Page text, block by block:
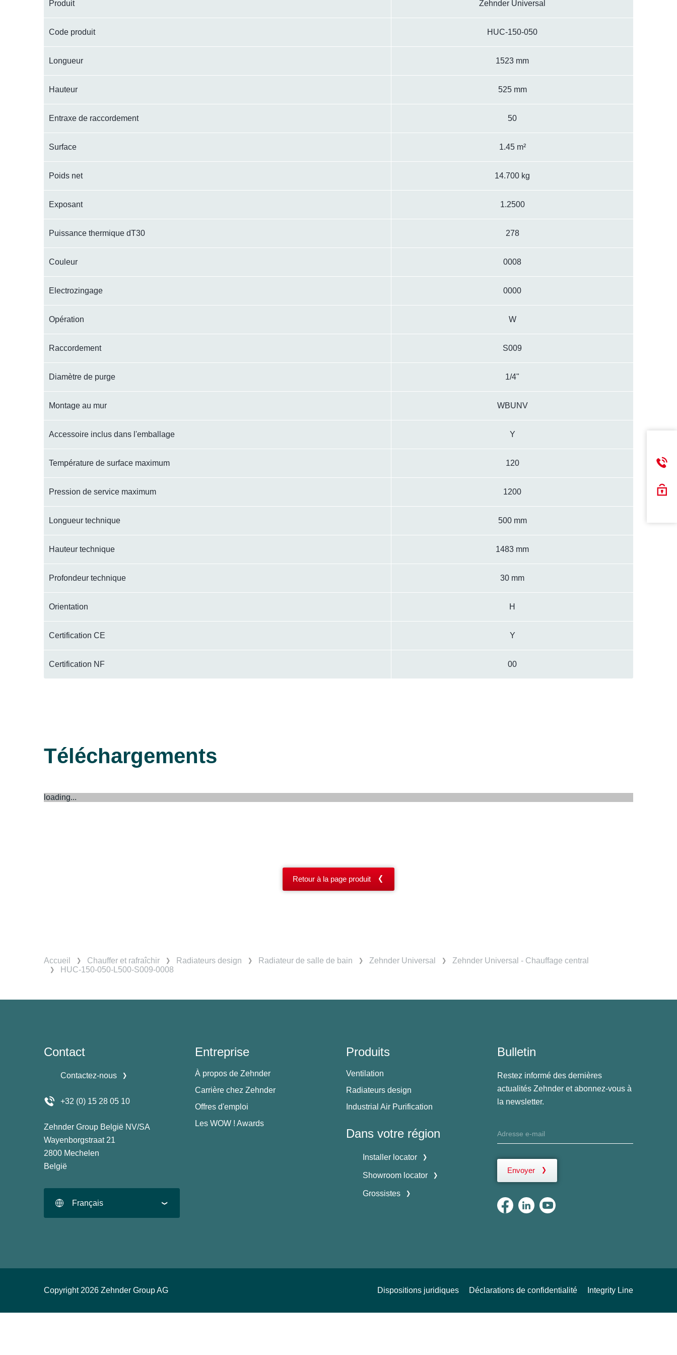
Produit Zehnder Universal
Code produit HUC-150-050
Longueur 1523 mm
Hauteur 525 mm
Entraxe de raccordement 50
Surface 1.45 m²
Poids net 14.700 kg
Exposant 1.2500
Puissance thermique dT30 278
Couleur 0008
Electrozingage 0000
Opération W
Raccordement S009
Diamètre de purge 1/4"
Montage au mur WBUNV
Accessoire inclus dans l'emballage Y
Température de surface maximum 120
Pression de service maximum 1200
Longueur technique 500 mm
Hauteur technique 1483 mm
Profondeur technique 30 mm
Orientation H
Certification CE Y
Certification NF 00
Téléchargements
loading...
Retour à la page produit
Accueil Chauffer et rafraîchir Radiateurs design Radiateur de salle de bain Zehnder Universal
Zehnder Universal - Chauffage central
HUC-150-050-L500-S009-0008
Contact
Contactez-nous
+32 (0) 15 28 05 10
Zehnder Group België NV/SA
Wayenborgstraat 21
2800 Mechelen
België
Français
Entreprise
À propos de Zehnder
Carrière chez Zehnder
Offres d'emploi
Les WOW ! Awards
Produits
Ventilation
Radiateurs design
Industrial Air Purification
Dans votre région
Installer locator
Showroom locator
Grossistes
Bulletin
Restez informé des dernières
actualités Zehnder et abonnez-vous à
la newsletter.
Envoyer
Copyright 2026 Zehnder Group AG Dispositions juridiques Déclarations de confidentialité Integrity Line